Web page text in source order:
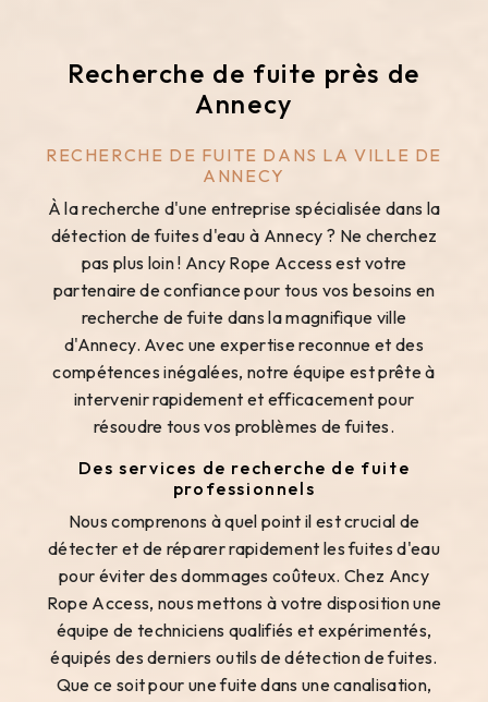
Recherche de fuite près de
Annecy
RECHERCHE DE FUITE DANS LA VILLE DE
ANNECY
À la recherche d'une entreprise spécialisée dans la
détection de fuites d'eau à Annecy ? Ne cherchez
pas plus loin ! Ancy Rope Access est votre
partenaire de confiance pour tous vos besoins en
recherche de fuite dans la magnifique ville
d'Annecy. Avec une expertise reconnue et des
compétences inégalées, notre équipe est prête à
intervenir rapidement et efficacement pour
résoudre tous vos problèmes de fuites.
Des services de recherche de fuite
professionnels
Nous comprenons à quel point il est crucial de
détecter et de réparer rapidement les fuites d'eau
pour éviter des dommages coûteux. Chez Ancy
Rope Access, nous mettons à votre disposition une
équipe de techniciens qualifiés et expérimentés,
équipés des derniers outils de détection de fuites.
Que ce soit pour une fuite dans une canalisation,